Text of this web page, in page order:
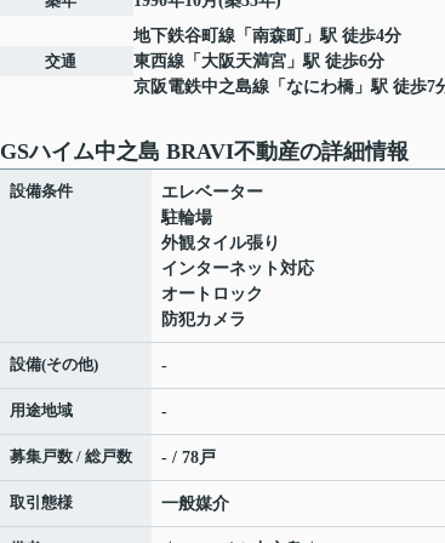
交通
地下鉄谷町線 「 南森町
」駅 徒歩4分
東西線 「 大阪天満宮 」駅 徒歩6分
京阪電鉄中之島線 「 なにわ橋 」駅 徒歩7
GSハイム中之島 BRAVI不動産の詳細情報
設備条件
エレベーター
駐輪場
外観タイル張り
インターネット対応
オートロック
防犯カメラ
設備(その他) -
用途地域 -
募集戸数 / 総戸数 - / 78戸
取引態様 一般媒介